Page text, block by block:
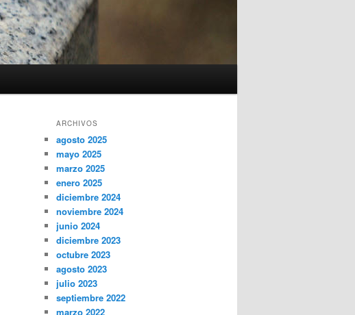
ARCHIVOS
agosto 2025
mayo 2025
marzo 2025
enero 2025
diciembre 2024
noviembre 2024
junio 2024
diciembre 2023
octubre 2023
agosto 2023
julio 2023
septiembre 2022
marzo 2022